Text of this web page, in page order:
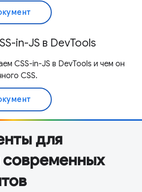
in-JS в DevTools
CSS-in-JS в DevTools и чем он
CSS.
для
современных